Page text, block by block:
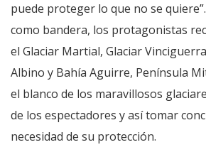
puede proteger lo que no se
como bandera, los protagonistas
el Glaciar Martial, Glaciar
Albino y Bahía Aguirre, Península
el blanco de los maravillosos
de los espectadores y así tomar
necesidad de su protección.